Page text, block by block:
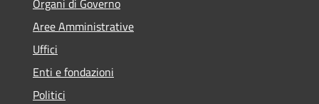
Aree Amministrative
Uffici
Enti e fondazioni
Politici